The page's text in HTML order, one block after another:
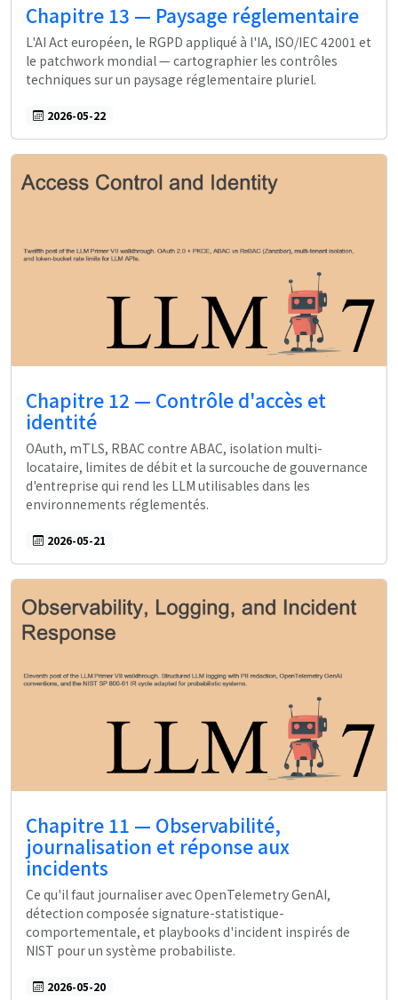
Chapitre 13 — Paysage réglementaire
L'AI Act européen, le RGPD appliqué à l'IA, ISO/IEC 42001 et
le patchwork mondial — cartographier les contrôles
techniques sur un paysage réglementaire pluriel.
2026-05-22
Chapitre 12 — Contrôle d'accès et
identité
OAuth, mTLS, RBAC contre ABAC, isolation multi-
locataire, limites de débit et la surcouche de gouvernance
d'entreprise qui rend les LLM utilisables dans les
environnements réglementés.
2026-05-21
Chapitre 11 — Observabilité,
journalisation et réponse aux
incidents
Ce qu'il faut journaliser avec OpenTelemetry GenAI,
détection composée signature-statistique-
comportementale, et playbooks d'incident inspirés de
NIST pour un système probabiliste.
2026-05-20